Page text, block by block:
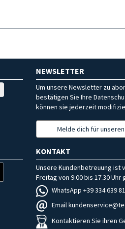
NEWSLETTER
Um unsere Newsletter zu
bestätigen Sie Ihre
können sie jederzeit
Melde dich für
KONTAKT
Unsere Kundenbetreuung ist
Freitag von 9.00 bis 17.30 Uhr
WhatsApp +39 334 639
Email
Kontaktieren Sie ihren